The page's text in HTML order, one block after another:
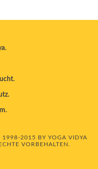
1998-2015 BY YOGA VIDYA
VORBEHALTEN.